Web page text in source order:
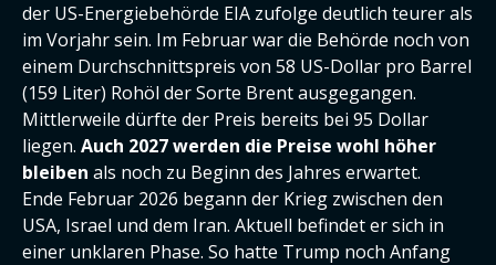
der US-Energiebehörde EIA zufolge deutlich teurer als
im Vorjahr sein. Im Februar war die Behörde noch von
einem Durchschnittspreis von 58 US-Dollar pro Barrel
(159 Liter) Rohöl der Sorte Brent ausgegangen.
Mittlerweile dürfte der Preis bereits bei 95 Dollar
liegen. Auch 2027 werden die Preise wohl höher
bleiben als noch zu Beginn des Jahres erwartet.
Ende Februar 2026 begann der Krieg zwischen den
USA, Israel und dem Iran. Aktuell befindet er sich in
einer unklaren Phase. So hatte Trump noch Anfang